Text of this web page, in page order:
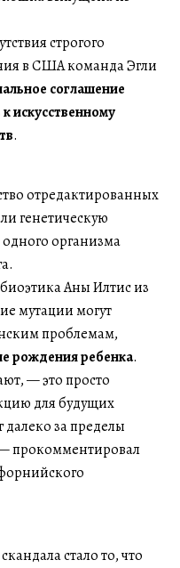
строгого
в США команда Эгли
соглашение
искусственному
.
отредактированных
генетическую
организма
Аны Илтис из
мутации могут
проблемам,
рождения ребенка.
— это просто
для будущих
далеко за пределы
прокомментировал
стало то, что